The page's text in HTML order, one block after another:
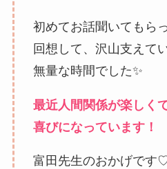
初めてお話聞いてもら
回想して、沢山支えて
無量な時間でした✨
最近人間関係が楽しく
喜びになっています！
富田先生のおかげです